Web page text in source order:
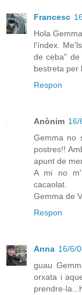
Francesc
Hola
l'índex.
de ceba"
bestreta per
Respon
Anònim 16/
Gemma no
postres!!
apunt de
A mi no
cacaolat.
Gemma de
Respon
Anna 16/6/
guau
orxata i
prendre-